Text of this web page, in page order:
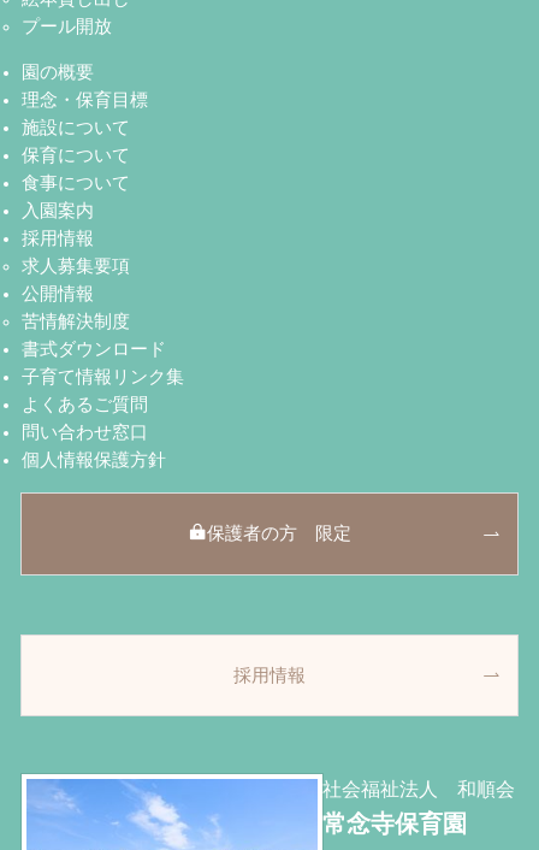
プール開放
園の概要
理念・保育目標
施設について
保育について
食事について
入園案内
採用情報
求人募集要項
公開情報
苦情解決制度
書式ダウンロード
子育て情報リンク集
よくあるご質問
問い合わせ窓口
個人情報保護方針
保護者の方 限定
採用情報
社会福祉法人 和順会
常念寺保育園